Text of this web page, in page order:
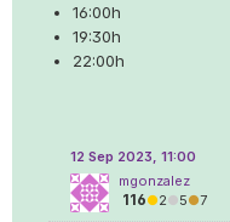
16:00h
19:30h
22:00h
12 Sep 2023, 11:00
mgonzalez
116●2●5●7